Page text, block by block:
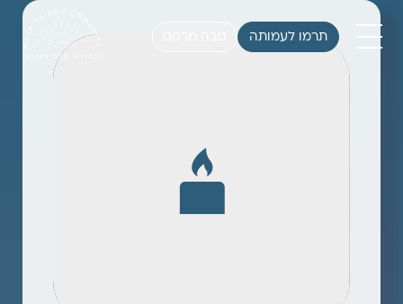
תרמו לעמותה